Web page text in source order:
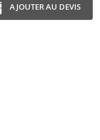
AJOUTER AU DEVIS